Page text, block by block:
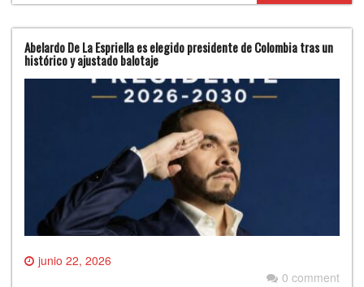
Abelardo De La Espriella es elegido presidente de Colombia tras un
histórico y ajustado balotaje
junio 22, 2026
0 comment